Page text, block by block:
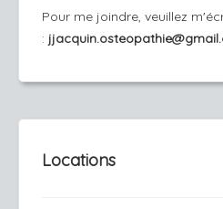
Pour me joindre, veuillez
:
Locations